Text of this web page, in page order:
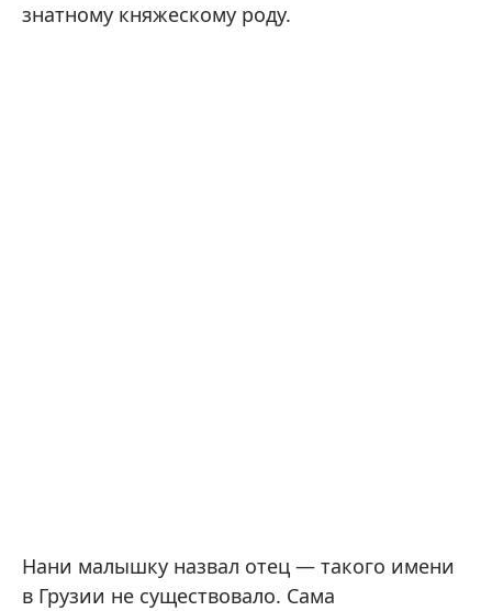
знатному княжескому роду.
Нани малышку назвал отец — такого имени
в Грузии не существовало. Сама